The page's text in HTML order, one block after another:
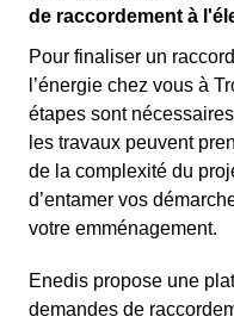
de raccordement à
Pour finaliser un
l’énergie chez vous à
étapes sont
les travaux peuvent
de la complexité du
d’entamer vos
votre emménagement.
Enedis propose une
demandes de